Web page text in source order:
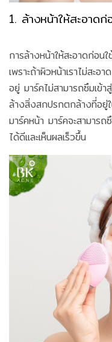
1. ล้างหน้าให้สะอาดก่
การล้างหน้าให้สะอาดก่อน
เพราะถ้าผิวหน้าเราไม่สะ
อยู่ มาร์คไม่สามารถซึมเข้า
ล้างสิ่งสกปรกตกล้างที่อยู่
มาร์คหน้า มาร์คจะสามาร
ได้ดีและเห็นผลเร็วขึ้น